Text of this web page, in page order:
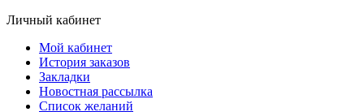
Личный кабинет
Мой кабинет
История заказов
Закладки
Новостная рассылка
Список желаний